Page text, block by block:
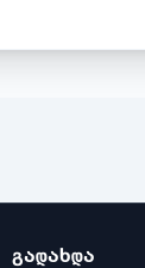
გადახდა